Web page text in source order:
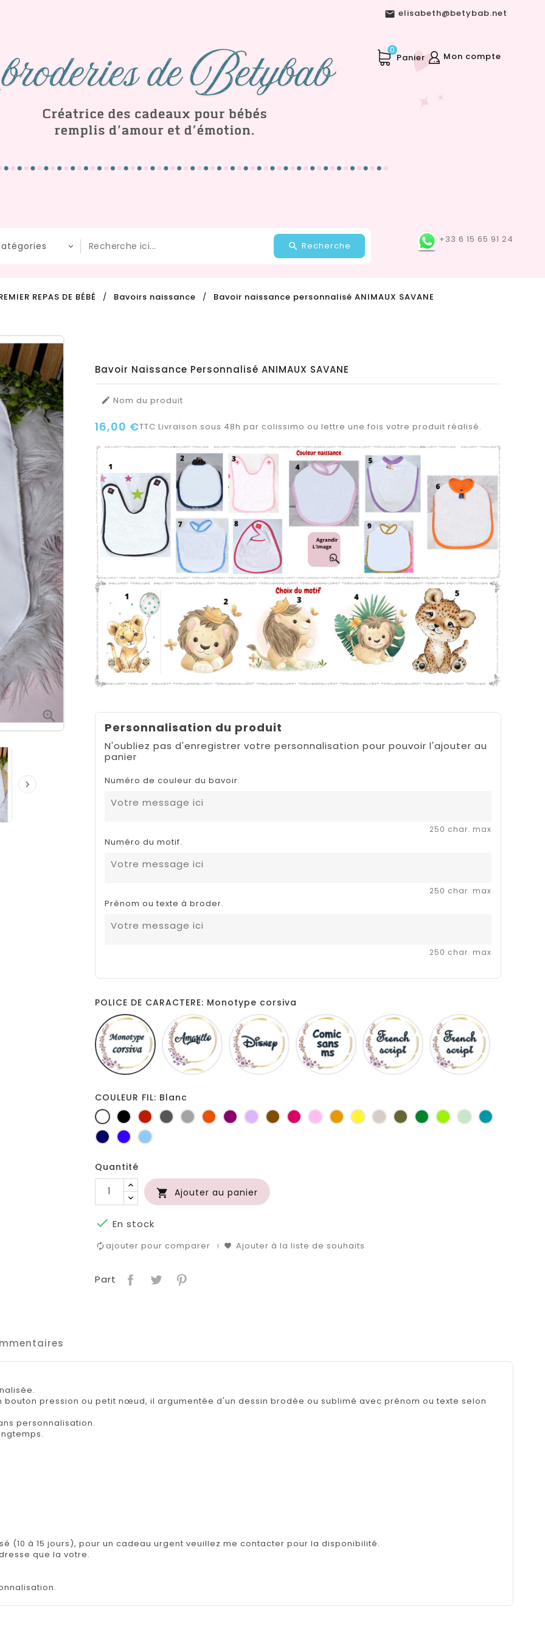
 elisabeth@betybab.net
Mon compte
Panier
0
+33 6 15 65 91 24
Recherche
REPAS DE BÉBÉ Bavoirs naissance Bavoir naissance personnalisé ANIMAUX SAVANE


Bavoir Naissance Personnalisé ANIMAUX SAVANE
 Nom du produit
16,00 €TTC Livraison sous 48h par colissimo ou lettre une fois votre produit réalisé.
Personnalisation du produit
N'oubliez pas d'enregistrer votre personnalisation pour pouvoir l'ajouter au
panier
Numéro de couleur du bavoir.
250 char. max
Numéro du motif.
250 char. max
Prénom ou texte à broder.
250 char. max
POLICE DE CARACTERE: Monotype corsiva
Monotype
corsiva
Amarillo Disney
Comic
sans
ms
French
script
COULEUR FIL: Blanc
BlancNoir RougeGris
foncé
Gris
clair
Orange
PruneLilasMarronFuchsia
RoseJaune
d'or
jauneFicelleKaki Vert
bouteille
Anis Vert
d'eau
Turquoise
MarineBleu
roi
Bleu
Quantité
 Ajouter au panier
 En stock
ajouter pour comparer Ajouter à la liste de souhaits
Part
pression ou petit nœud, il argumentée d'un dessin brodée ou sublimé avec prénom ou texte selon
personnalisation.
(10 à 15 jours), pour un cadeau urgent veuillez me contacter pour la disponibilité.
que la votre.